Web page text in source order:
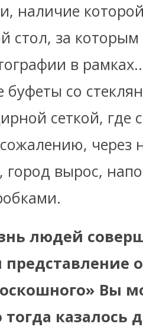
наличие
стол, за которым
в
буфеты со
сеткой,
через
город вырос,
людей
представление
Вы
казалось